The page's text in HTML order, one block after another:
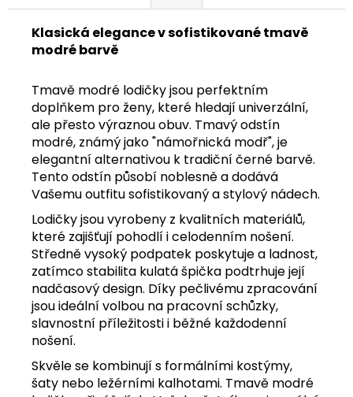
Klasická elegance v sofistikované tmavě
modré barvě
Tmavě modré lodičky jsou perfektním
doplňkem pro ženy, které hledají univerzální,
ale přesto výraznou obuv. Tmavý odstín
modré, známý jako "námořnická modř", je
elegantní alternativou k tradiční černé barvě.
Tento odstín působí noblesně a dodává
Vašemu outfitu sofistikovaný a stylový nádech.
Lodičky jsou vyrobeny z kvalitních materiálů,
které zajišťují pohodlí i celodenním nošení.
Středně vysoký podpatek poskytuje a ladnost,
zatímco stabilita kulatá špička podtrhuje její
nadčasový design. Díky pečlivému zpracování
jsou ideální volbou na pracovní schůzky,
slavnostní příležitosti i běžné každodenní
nošení.
Skvěle se kombinují s formálními kostýmy,
šaty nebo ležérními kalhotami. Tmavě modré
199
Kč